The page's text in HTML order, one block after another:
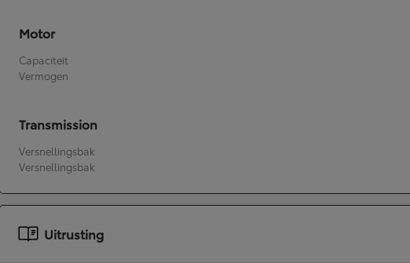
Motor
Capaciteit
Vermogen
Transmission
Versnellingsbak
Versnellingsbak
Uitrusting